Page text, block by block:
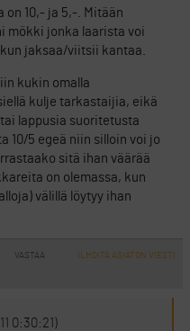
10,- ja 5,-. Mitään
mökki jonka laarista voi
jaksaa/viitsii kantaa.
kukin omalla
kulje tarkastaijia, eikä
lappusia suoritetusta
10/5 egeä niin silloin voi jo
sitä ihan väärää
on olemassa, kun
välillä löytyy ihan
VASTAA ILMOITA ASIATON VIESTI
0:30:21)